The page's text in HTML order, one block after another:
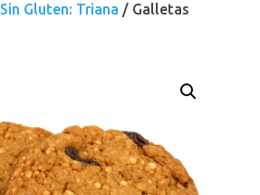
Sin Gluten: Triana / Galletas